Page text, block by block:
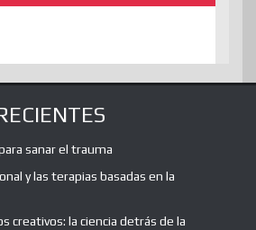
sanar el trauma
y las terapias basadas en la
creativos: la ciencia detrás de la